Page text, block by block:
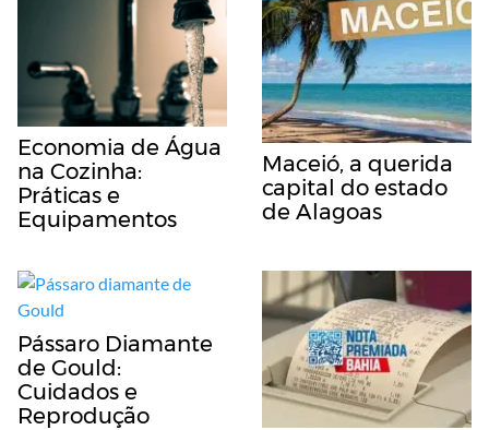
Economia de Água
na Cozinha:
Práticas e
Equipamentos
Maceió, a querida
capital do estado
de Alagoas
Pássaro Diamante
de Gould:
Cuidados e
Reprodução